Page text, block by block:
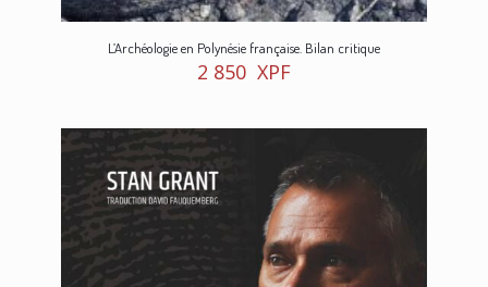
L’Archéologie en Polynésie française. Bilan critique
2 850 XPF